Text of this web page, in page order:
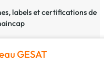
labels et certifications de
GESAT